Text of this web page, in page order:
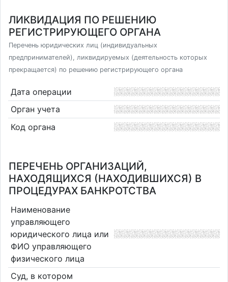
ЛИКВИДАЦИЯ ПО РЕШЕНИЮ
РЕГИСТРИРУЮЩЕГО ОРГАНА
Перечень юридических лиц (индивидуальных
предпринимателей), ликвидируемых (деятельность которых
прекращается) по решению регистрирующего органа
Дата операции
Орган учета
Код органа
ПЕРЕЧЕНЬ ОРГАНИЗАЦИЙ,
НАХОДЯЩИХСЯ (НАХОДИВШИХСЯ) В
ПРОЦЕДУРАХ БАНКРОТСТВА
Наименование
управляющего
юридического лица или
ФИО управляющего
физического лица
Суд, в котором